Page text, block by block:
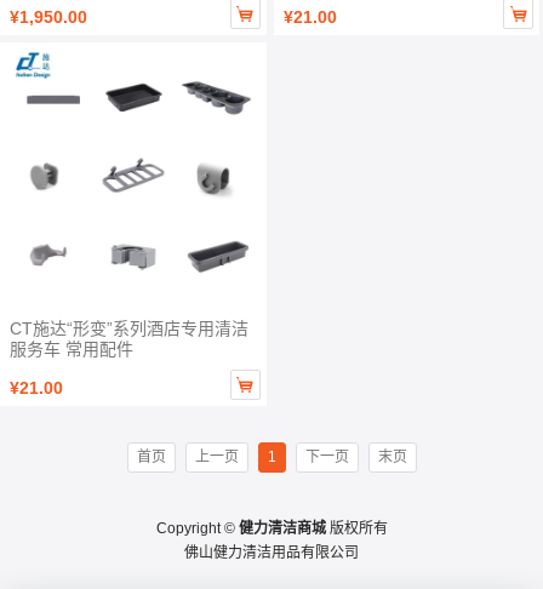
¥1,950.00 
¥21.00

CT施达“形变”系列酒店专用清洁
服务车 常用配件
¥21.00

首页 上一页 1 下一页 末页
Copyright © 健力清洁商城版权所有
佛山健力清洁用品有限公司